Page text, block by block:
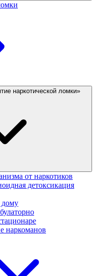
наркотической ломки»
от наркотиков
детоксикация
дому
наркоманов